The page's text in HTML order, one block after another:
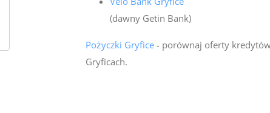
(dawny Getin Bank)
Pożyczki Gryfice- porównaj oferty
Gryficach.